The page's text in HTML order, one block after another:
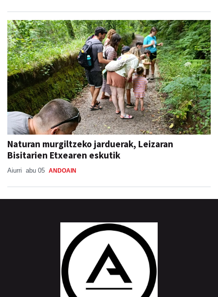
Naturan murgiltzeko jarduerak, Leizaran
Bisitarien Etxearen eskutik
Aiurri abu 05 ANDOAIN